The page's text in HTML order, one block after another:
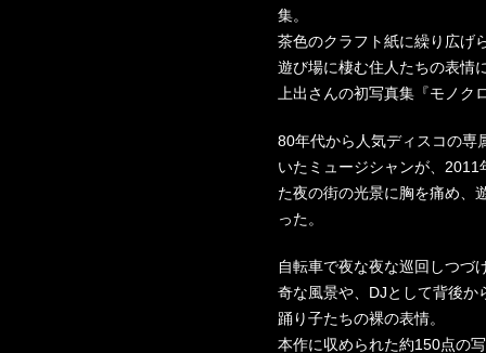
集。
茶色のクラフト紙に繰り広げ
遊び場に棲む住人たちの表情
上出さんの初写真集『モノク
80年代から人気ディスコの専
いたミュージシャンが、
た夜の街の光景に胸を痛め、
った。
自転車で夜な夜な巡回しつづ
奇な風景や、DJとして背後か
踊り子たちの裸の表情。
本作に収められた約150点の